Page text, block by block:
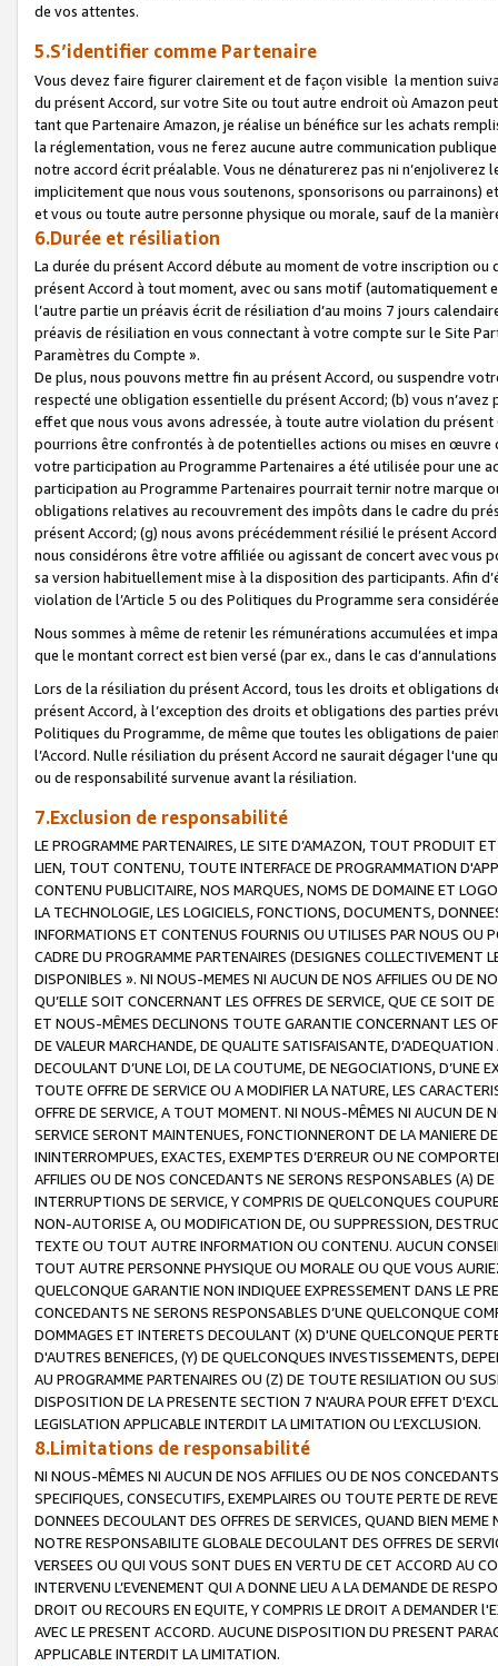
de vos attentes.
5.S’identifier comme Partenaire
Vous devez faire figurer clairement et de façon visible la mention
du présent Accord, sur votre Site ou tout autre endroit où Amazon
tant que Partenaire Amazon, je réalise un bénéfice sur les achats
la réglementation, vous ne ferez aucune autre communication
notre accord écrit préalable. Vous ne dénaturerez pas ni
implicitement que nous vous soutenons, sponsorisons ou parrainons)
et vous ou toute autre personne physique ou morale, sauf de la
6.Durée et résiliation
La durée du présent Accord débute au moment de votre inscription
présent Accord à tout moment, avec ou sans motif (automatiquement
l’autre partie un préavis écrit de résiliation d’au moins 7 jours
préavis de résiliation en vous connectant à votre compte sur le Site
Paramètres du Compte ».
De plus, nous pouvons mettre fin au présent Accord, ou suspendre
respecté une obligation essentielle du présent Accord; (b) vous
effet que nous vous avons adressée, à toute autre violation du
pourrions être confrontés à de potentielles actions ou mises en
votre participation au Programme Partenaires a été utilisée pour une
participation au Programme Partenaires pourrait ternir notre marque
obligations relatives au recouvrement des impôts dans le cadre du
présent Accord; (g) nous avons précédemment résilié le présent
nous considérons être votre affiliée ou agissant de concert avec vous
sa version habituellement mise à la disposition des participants. Afin
violation de l’Article 5 ou des Politiques du Programme sera
Nous sommes à même de retenir les rémunérations accumulées et
que le montant correct est bien versé (par ex., dans le cas
Lors de la résiliation du présent Accord, tous les droits et obligations
présent Accord, à l’exception des droits et obligations des parties
Politiques du Programme, de même que toutes les obligations de
l’Accord. Nulle résiliation du présent Accord ne saurait dégager l'une
ou de responsabilité survenue avant la résiliation.
7.Exclusion de responsabilité
LE PROGRAMME PARTENAIRES, LE SITE D’AMAZON, TOUT PRODUIT
LIEN, TOUT CONTENU, TOUTE INTERFACE DE PROGRAMMATION
CONTENU PUBLICITAIRE, NOS MARQUES, NOMS DE DOMAINE ET
LA TECHNOLOGIE, LES LOGICIELS, FONCTIONS, DOCUMENTS,
INFORMATIONS ET CONTENUS FOURNIS OU UTILISES PAR NOUS OU
CADRE DU PROGRAMME PARTENAIRES (DESIGNES COLLECTIVEMENT
DISPONIBLES ». NI NOUS-MEMES NI AUCUN DE NOS AFFILIES OU DE
QU’ELLE SOIT CONCERNANT LES OFFRES DE SERVICE, QUE CE SOIT
ET NOUS-MÊMES DECLINONS TOUTE GARANTIE CONCERNANT LES
DE VALEUR MARCHANDE, DE QUALITE SATISFAISANTE,
DECOULANT D’UNE LOI, DE LA COUTUME, DE NEGOCIATIONS, D’UNE
TOUTE OFFRE DE SERVICE OU A MODIFIER LA NATURE, LES
OFFRE DE SERVICE, A TOUT MOMENT. NI NOUS-MÊMES NI AUCUN DE
SERVICE SERONT MAINTENUES, FONCTIONNERONT DE LA MANIERE
ININTERROMPUES, EXACTES, EXEMPTES D’ERREUR OU NE
AFFILIES OU DE NOS CONCEDANTS NE SERONS RESPONSABLES (A)
INTERRUPTIONS DE SERVICE, Y COMPRIS DE QUELCONQUES
NON-AUTORISE A, OU MODIFICATION DE, OU SUPPRESSION,
TEXTE OU TOUT AUTRE INFORMATION OU CONTENU. AUCUN
TOUT AUTRE PERSONNE PHYSIQUE OU MORALE OU QUE VOUS
QUELCONQUE GARANTIE NON INDIQUEE EXPRESSEMENT DANS LE
CONCEDANTS NE SERONS RESPONSABLES D’UNE QUELCONQUE
DOMMAGES ET INTERETS DECOULANT (X) D'UNE QUELCONQUE
D'AUTRES BENEFICES, (Y) DE QUELCONQUES INVESTISSEMENTS,
AU PROGRAMME PARTENAIRES OU (Z) DE TOUTE RESILIATION OU
DISPOSITION DE LA PRESENTE SECTION 7 N'AURA POUR EFFET
LEGISLATION APPLICABLE INTERDIT LA LIMITATION OU L’EXCLUSION.
8.Limitations de responsabilité
NI NOUS-MÊMES NI AUCUN DE NOS AFFILIES OU DE NOS
SPECIFIQUES, CONSECUTIFS, EXEMPLAIRES OU TOUTE PERTE DE
DONNEES DECOULANT DES OFFRES DE SERVICES, QUAND BIEN
NOTRE RESPONSABILITE GLOBALE DECOULANT DES OFFRES DE
VERSEES OU QUI VOUS SONT DUES EN VERTU DE CET ACCORD AU
INTERVENU L’EVENEMENT QUI A DONNE LIEU A LA DEMANDE DE
DROIT OU RECOURS EN EQUITE, Y COMPRIS LE DROIT A DEMANDER
AVEC LE PRESENT ACCORD. AUCUNE DISPOSITION DU PRESENT
APPLICABLE INTERDIT LA LIMITATION.